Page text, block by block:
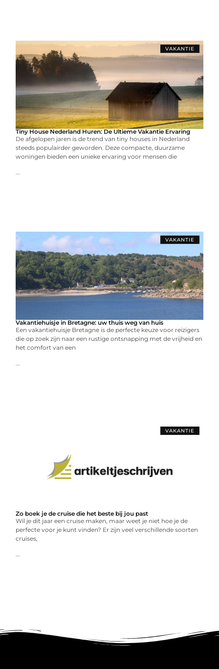
VAKANTIE
Tiny House Nederland Huren: De Ultieme Vakantie Ervaring
De afgelopen jaren is de trend van tiny houses in Nederland
steeds populairder geworden. Deze compacte, duurzame
woningen bieden een unieke ervaring voor mensen die
...
VAKANTIE
Vakantiehuisje in Bretagne: uw thuis weg van huis
Een vakantiehuisje Bretagne is de perfecte keuze voor reizigers
die op zoek zijn naar een rustige ontsnapping met de vrijheid en
het comfort van een
...
VAKANTIE
Zo boek je de cruise die het beste bij jou past
Wil je dit jaar een cruise maken, maar weet je niet hoe je de
perfecte voor je kunt vinden? Er zijn veel verschillende soorten
cruises,
...